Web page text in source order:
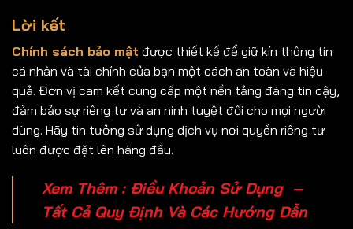
Lời kết
Chính sách bảo mật được thiết kế để giữ kín thông tin
cá nhân và tài chính của bạn một cách an toàn và hiệu
quả. Đơn vị cam kết cung cấp một nền tảng đáng tin cậy,
đảm bảo sự riêng tư và an ninh tuyệt đối cho mọi người
dùng. Hãy tin tưởng sử dụng dịch vụ nơi quyền riêng tư
luôn được đặt lên hàng đầu.
Xem Thêm : Điều Khoản Sử Dụng–
Tất Cả Quy Định Và Các Hướng Dẫn